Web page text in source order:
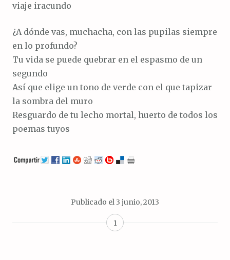
viaje iracundo
¿A dónde vas, muchacha, con las pupilas siempre
en lo profundo?
Tu vida se puede quebrar en el espasmo de un
segundo
Así que elige un tono de verde con el que tapizar
la sombra del muro
Resguardo de tu lecho mortal, huerto de todos los
poemas tuyos
Publicado el 3 junio, 2013
1